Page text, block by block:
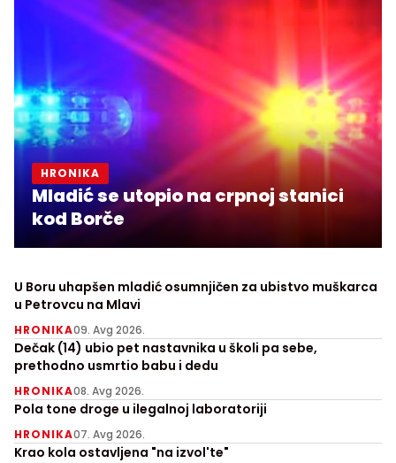
HRONIKA
Mladić se utopio na crpnoj stanici
kod Borče
U Boru uhapšen mladić osumnjičen za ubistvo muškarca
u Petrovcu na Mlavi
HRONIKA09. Avg 2026.
Dečak (14) ubio pet nastavnika u školi pa sebe,
prethodno usmrtio babu i dedu
HRONIKA08. Avg 2026.
Pola tone droge u ilegalnoj laboratoriji
HRONIKA07. Avg 2026.
Krao kola ostavljena "na izvol'te"